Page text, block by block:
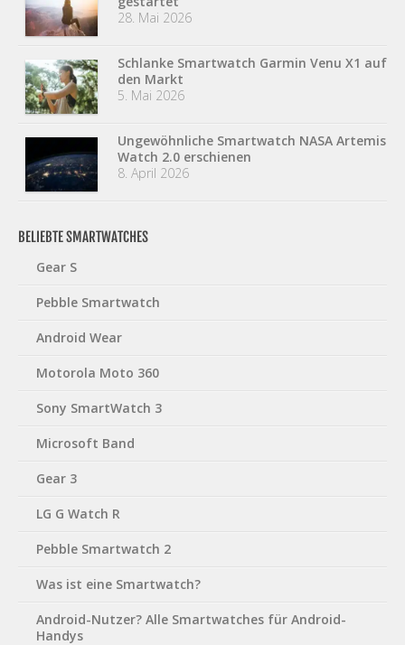
28. Mai 2026
Schlanke Smartwatch Garmin Venu X1 auf
den Markt
5. Mai 2026
Ungewöhnliche Smartwatch NASA Artemis
Watch 2.0 erschienen
8. April 2026
BELIEBTE SMARTWATCHES
Gear S
Pebble Smartwatch
Android Wear
Motorola Moto 360
Sony SmartWatch 3
Microsoft Band
Gear 3
LG G Watch R
Pebble Smartwatch 2
Was ist eine Smartwatch?
Android-Nutzer? Alle Smartwatches für Android-
Handys